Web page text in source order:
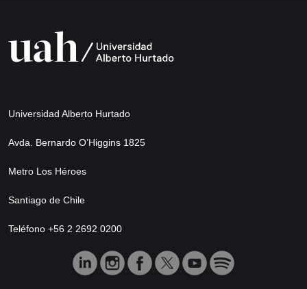
Universidad Alberto Hurtado
Avda. Bernardo O’Higgins 1825
Metro Los Héroes
Santiago de Chile
Teléfono +56 2 2692 0200